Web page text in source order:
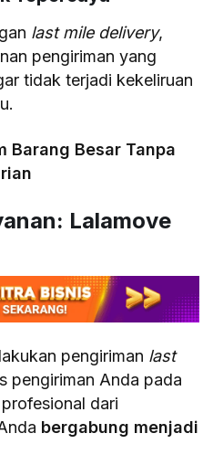
last mile delivery,
pengiriman yang
tidak terjadi kekeliruan
Barang Besar Tanpa
Lalamove
pengiriman last
pengiriman Anda pada
dari
bergabung menjadi